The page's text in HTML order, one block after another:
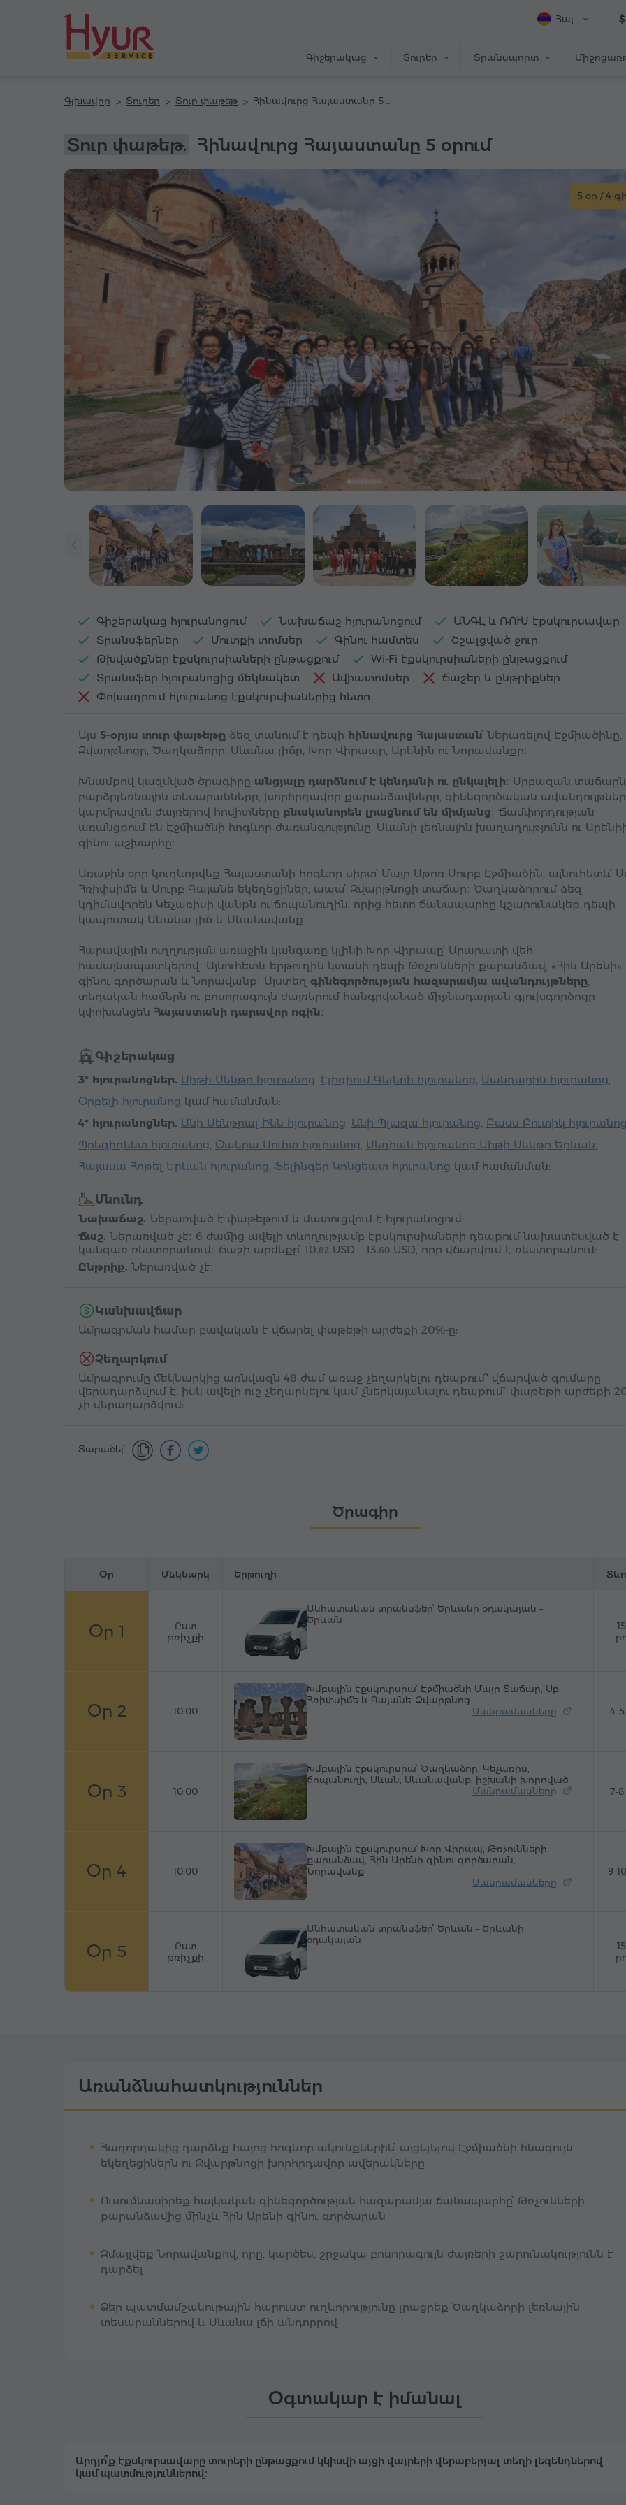
$
Հայ
Գիշերակաց Տուրեր Տրանսպորտ
Գլխավոր Տուրեր Տուր փաթեթ
Տուր փաթեթ. Հինավուրց Հայաստանը 5 օրում
5 օր / 4
Գիշերակաց հյուրանոցում Նախաճաշ հյուրանոցում
ԱՆԳԼ և ՌՈՒՍ էքսկուրսավար
Տրանսֆերներ
Մուտքի տոմսեր Գինու համտես
Շշալցված ջուր
Թխվածքներ էքսկուրսիաների ընթացքում
Wi-Fi էքսկուրսիաների ընթացքում
Տրանսֆեր հյուրանոցից մեկնակետ
Ավիատոմսեր
Ճաշեր և ընթրիքներ
Փոխադրում հյուրանոց էքսկուրսիաներից հետո
Այս 5-օրյա տուր փաթեթը ձեզ տանում է դեպի հինավուրց Հայաստան՝ ներառելով Էջմիածինը,
Զվարթնոցը, Ծաղկաձորը, Սևանա լիճը, Խոր Վիրապը, Արենին ու Նորավանքը։
Խնամքով կազմված ծրագիրը անցյալը դարձնում է կենդանի ու ընկալելի։ Սրբազան
բարձրլեռնային տեսարանները, խորհրդավոր քարանձավները, գինեգործական
կարմրավուն ժայռերով հովիտները բնականորեն լրացնում են միմյանց։ Ճամփորդության
առանցքում են Էջմիածնի հոգևոր ժառանգությունը, Սևանի լեռնային խաղաղությունն ու
գինու աշխարհը։
Առաջին օրը կուղևորվեք Հայաստանի հոգևոր սիրտ՝ Մայր Աթոռ Սուրբ Էջմիածին, այնուհետև՝
Հռիփսիմե և Սուրբ Գայանե եկեղեցիներ, ապա՝ Զվարթնոցի տաճար։ Ծաղկաձորում ձեզ
կդիմավորեն Կեչառիսի վանքն ու ճոպանուղին, որից հետո ճանապարհը կշարունակեք դեպի
կապուտակ Սևանա լիճ և Սևանավանք։
Հարավային ուղղության առաջին կանգառը կլինի Խոր Վիրապը՝ Արարատի վեհ
համայնապատկերով։ Այնուհետև երթուղին կտանի դեպի Թռչունների քարանձավ, «Հին Արենի»
գինու գործարան և Նորավանք։ Այստեղ գինեգործության հազարամյա ավանդույթները,
տեղական համերն ու բոսորագույն ժայռերում հանգրվանած միջնադարյան գլուխգործոցը
կփոխանցեն Հայաստանի դարավոր ոգին։
Գիշերակաց
3* հյուրանոցներ. Սիթի Սենթր հյուրանոց, Էլիզիում Գելերի հյուրանոց, Մանդարին հյուրանոց,
Օրբելի հյուրանոց կամ համանման:
4* հյուրանոցներ. Անի Սենթրալ Ինն հյուրանոց, Անի Պլազա հյուրանոց, Բասս Բուտիկ
Պրեզիդենտ հյուրանոց, Օպերա Սուիտ հյուրանոց, Մեդիան հյուրանոց Սիթի Սենթր Երևան,
Հայասա Հոթել Երևան հյուրանոց, Ֆելինգեր Կոնցեպտ հյուրանոց կամ համանման:
Սնունդ
Նախաճաշ. Ներառված է փաթեթում և մատուցվում է հյուրանոցում:
Ճաշ. Ներառված չէ։ 6 ժամից ավելի տևողությամբ էքսկուրսիաների դեպքում նախատեսված է
կանգառ ռեստորանում։ Ճաշի արժեքը՝ 10.82 USD – 13.60 USD, որը վճարվում է ռեստորանում:
Ընթրիք. Ներառված չէ։
Կանխավճար
Ամրագրման համար բավական է վճարել փաթեթի արժեքի 20%-ը:
Չեղարկում
Ամրագրումը մեկնարկից առնվազն 48 ժամ առաջ չեղարկելու դեպքում՝ վճարված գումարը
վերադարձվում է, իսկ ավելի ուշ չեղարկելու կամ չներկայանալու դեպքում` փաթեթի արժեքի
չի վերադարձվում:
Տարածել՝
Ծրագիր
Օր Մեկնարկ Երթուղի
Օր 1
Ըստ
թռիչքի
Անհատական տրանսֆեր՝ Երևանի օդակայան –
Երևան
Օր 2 10:00
Խմբային էքսկուրսիա՝ Էջմիածնի Մայր Տաճար, Սբ.
Հռիփսիմե և Գայանե, Զվարթնոց
Մանրամասները
4-
Օր 3 10:00
Խմբային էքսկուրսիա՝ Ծաղկաձոր, Կեչառիս,
ճոպանուղի, Սևան, Սևանավանք, իշխանի խորոված
Մանրամասները
7-
Օր 4 10:00
Խմբային էքսկուրսիա՝ Խոր Վիրապ, Թռչունների
քարանձավ, Հին Արենի գինու գործարան,
Նորավանք
Մանրամասները
9-
Օր 5
Ըստ
թռիչքի
Անհատական տրանսֆեր՝ Երևան – Երևանի
օդակայան
Առանձնահատկություններ
Հաղորդակից դարձեք հայոց հոգևոր ակունքներին՝ այցելելով Էջմիածնի հնագույն
եկեղեցիներն ու Զվարթնոցի խորհրդավոր ավերակները
Ուսումնասիրեք հայկական գինեգործության հազարամյա ճանապարհը՝ Թռչունների
քարանձավից մինչև Հին Արենի գինու գործարան
Զմայլվեք Նորավանքով, որը, կարծես, շրջակա բոսորագույն ժայռերի շարունակությունն է
դարձել
Ձեր պատմամշակութային հարուստ ուղևորությունը լրացրեք Ծաղկաձորի լեռնային
տեսարաններով և Սևանա լճի անդորրով
Օգտակար է իմանալ
Արդյո՞ք էքսկուրսավարը տուրերի ընթացքում կկիսվի այցի վայրերի վերաբերյալ տեղի լեգենդներով
կամ պատմություններով։